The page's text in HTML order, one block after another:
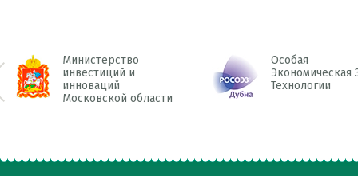
Министерство
инвестиций и
инноваций
Московской области
Особая
Экономическая
Технологии